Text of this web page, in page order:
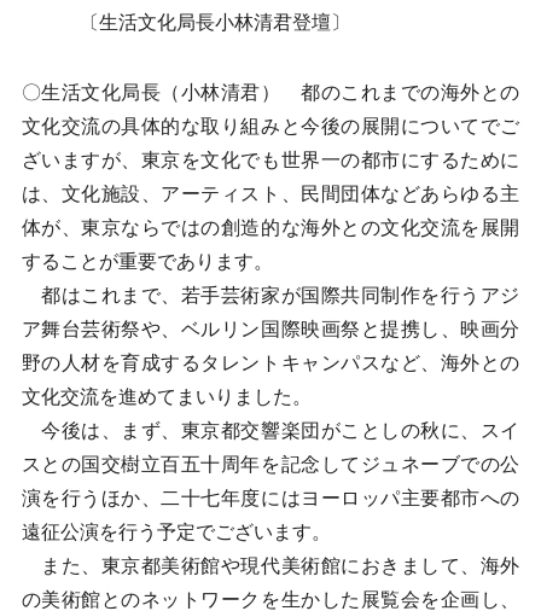
〔生活文化局長小林清君登壇〕
〇生活文化局長（小林清君） 都のこれまでの海外との
文化交流の具体的な取り組みと今後の展開についてでご
ざいますが、東京を文化でも世界一の都市にするために
は、文化施設、アーティスト、民間団体などあらゆる主
体が、東京ならではの創造的な海外との文化交流を展開
することが重要であります。
都はこれまで、若手芸術家が国際共同制作を行うアジ
ア舞台芸術祭や、ベルリン国際映画祭と提携し、映画分
野の人材を育成するタレントキャンパスなど、海外との
文化交流を進めてまいりました。
今後は、まず、東京都交響楽団がことしの秋に、スイ
スとの国交樹立百五十周年を記念してジュネーブでの公
演を行うほか、二十七年度にはヨーロッパ主要都市への
遠征公演を行う予定でございます。
また、東京都美術館や現代美術館におきまして、海外
の美術館とのネットワークを生かした展覧会を企画し、